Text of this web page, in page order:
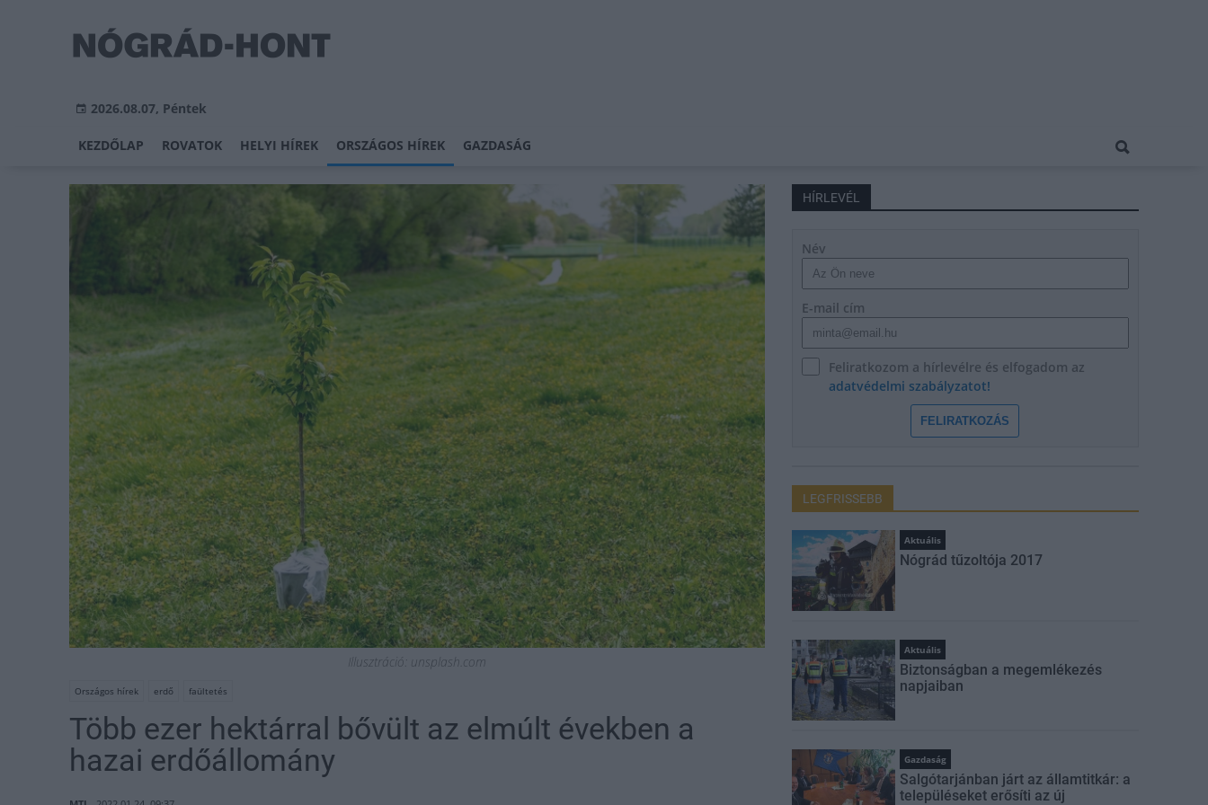
2026.08.07, Péntek
KEZDŐLAP ROVATOK HELYI HÍREK ORSZÁGOS HÍREK GAZDASÁG
Illusztráció: unsplash.com
Országos hírek erdő faültetés
Több ezer hektárral bővült az elmúlt években a
hazai erdőállomány
HÍRLEVÉL
Név
E-mail cím
Feliratkozom a hírlevélre és elfogadom az
adatvédelmi szabályzatot!
FELIRATKOZÁS
LEGFRISSEBB
Aktuális
Nógrád tűzoltója 2017
Aktuális
Biztonságban a megemlékezés
napjaiban
Gazdaság
Salgótarjánban járt az államtitkár: a
településeket erősíti az új